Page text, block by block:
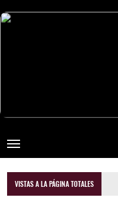
VISTAS A LA PÁGINA TOTALES